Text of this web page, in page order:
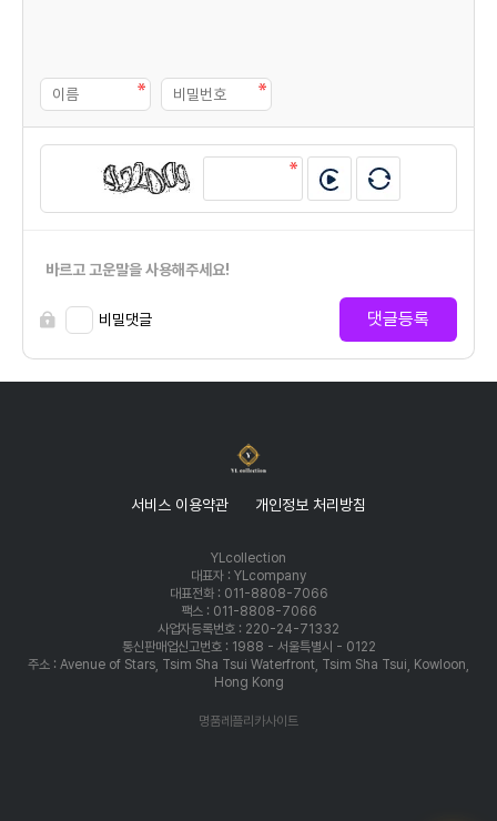
바르고 고운말을 사용해주세요!
비밀댓글 댓글등록
서비스 이용약관 개인정보 처리방침
YLcollection
대표자 : YLcompany
대표전화 : 011-8808-7066
팩스 : 011-8808-7066
사업자등록번호 : 220-24-71332
통신판매업신고번호 : 1988 - 서울특별시 - 0122
주소 : Avenue of Stars, Tsim Sha Tsui Waterfront, Tsim Sha Tsui, Kowloon,
Hong Kong
명품레플리카사이트